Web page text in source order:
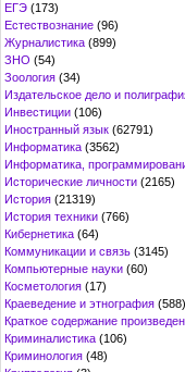
ЕГЭ (173)
Естествознание (96)
Журналистика (899)
ЗНО (54)
Зоология (34)
Издательское дело и
Инвестиции (106)
Иностранный язык (62791)
Информатика (3562)
Информатика,
Исторические личности (2165)
История (21319)
История техники (766)
Кибернетика (64)
Коммуникации и связь (3145)
Компьютерные науки (60)
Косметология (17)
Краеведение и этнография (588)
Краткое содержание
Криминалистика (106)
Криминология (48)